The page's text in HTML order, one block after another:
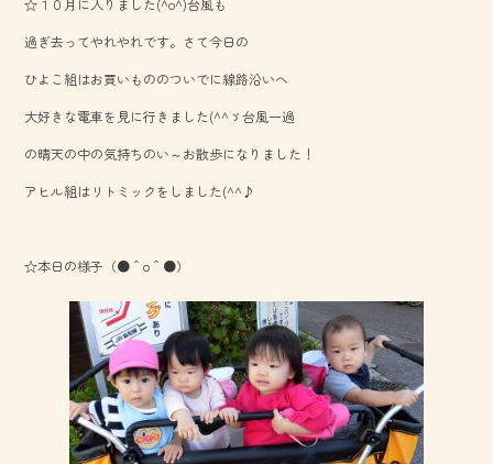
e
b
o
ok
過ぎ去ってやれやれです。さて今日の
ひよこ組はお買いもののついでに線路沿いへ
大好きな電車を見に行きました(^^ゞ台風一過
の晴天の中の気持ちのい～お散歩になりました！
アヒル組はリトミックをしました(^^♪
☆本日の様子（●＾o＾●）